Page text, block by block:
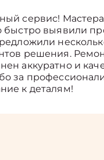
сервис!
быстро выявили
решения.
аккуратно и
за
к деталям!